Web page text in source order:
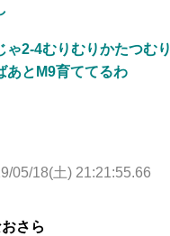
ゃ2-4むりむりかたつむり
あとM9育ててるわ
05/18(土) 21:21:55.66
さら